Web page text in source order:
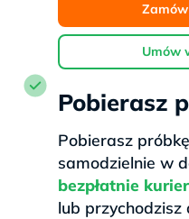
Umów
Pobierasz
Pobierasz
samodzielnie w
bezpłatnie
lub przychodzisz